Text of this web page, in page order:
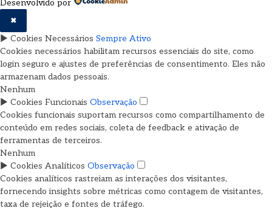
Desenvolvido por
✖
► Cookies Necessários Sempre Ativo
Cookies necessários habilitam recursos essenciais do site, como
login seguro e ajustes de preferências de consentimento. Eles não
armazenam dados pessoais.
Nenhum
► Cookies Funcionais Observação
Cookies funcionais suportam recursos como compartilhamento de
conteúdo em redes sociais, coleta de feedback e ativação de
ferramentas de terceiros.
Nenhum
► Cookies Analíticos Observação
Cookies analíticos rastreiam as interações dos visitantes,
fornecendo insights sobre métricas como contagem de visitantes,
taxa de rejeição e fontes de tráfego.